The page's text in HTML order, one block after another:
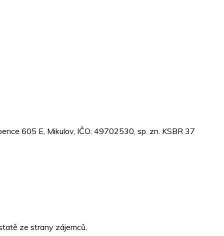
605 E, Mikulov, IČO: 49702530, sp. zn. KSBR 37
ze strany zájemců,